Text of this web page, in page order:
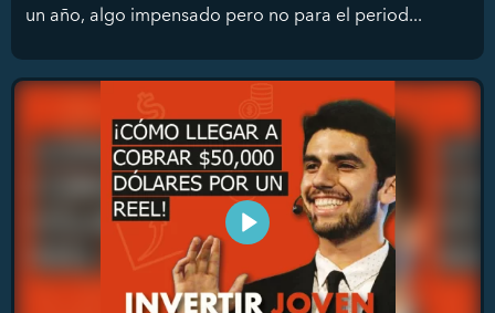
un año, algo impensado pero no para el period...